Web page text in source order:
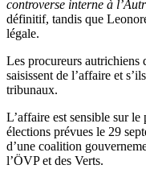
controverse interne à
définitif, tandis que
légale.
Les procureurs autrichiens
saisissent de l’affaire et
tribunaux.
L’affaire est sensible sur
élections prévues le 29
d’une coalition
l’ÖVP et des Verts.